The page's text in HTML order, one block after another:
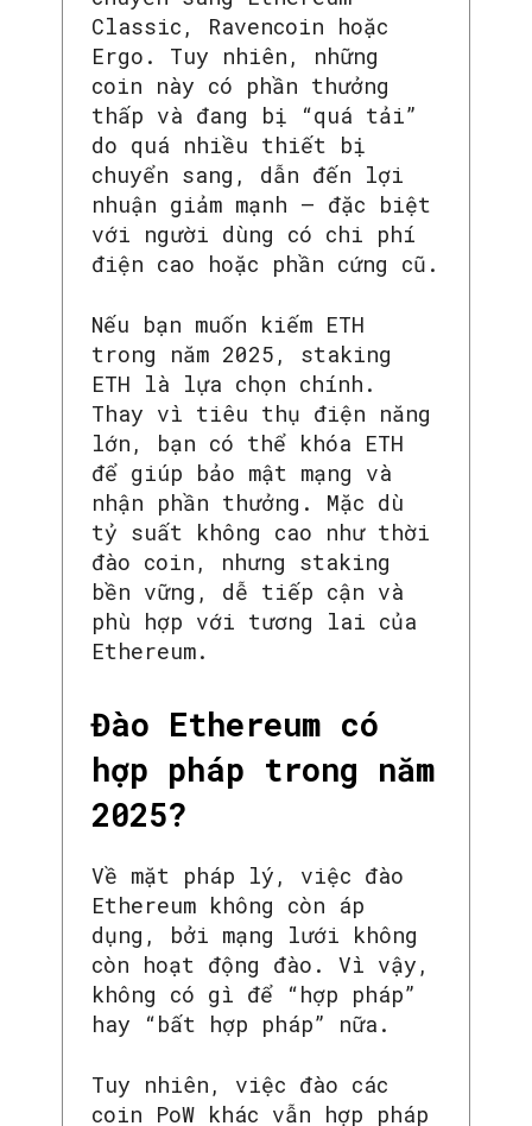
SEARCH...
Classic, Ravencoin hoặc
Ergo. Tuy nhiên, những
coin này có phần thưởng
thấp và đang bị “quá tải”
do quá nhiều thiết bị
chuyển sang, dẫn đến lợi
nhuận giảm mạnh – đặc biệt
với người dùng có chi phí
điện cao hoặc phần cứng cũ.
Nếu bạn muốn kiếm ETH
trong năm 2025, staking
ETH là lựa chọn chính.
Thay vì tiêu thụ điện năng
lớn, bạn có thể khóa ETH
để giúp bảo mật mạng và
nhận phần thưởng. Mặc dù
tỷ suất không cao như thời
đào coin, nhưng staking
bền vững, dễ tiếp cận và
phù hợp với tương lai của
Ethereum.
Đào Ethereum có
hợp pháp trong năm
2025?
Về mặt pháp lý, việc đào
Ethereum không còn áp
dụng, bởi mạng lưới không
còn hoạt động đào. Vì vậy,
không có gì để “hợp pháp”
hay “bất hợp pháp” nữa.
Tuy nhiên, việc đào các
coin PoW khác vẫn hợp pháp